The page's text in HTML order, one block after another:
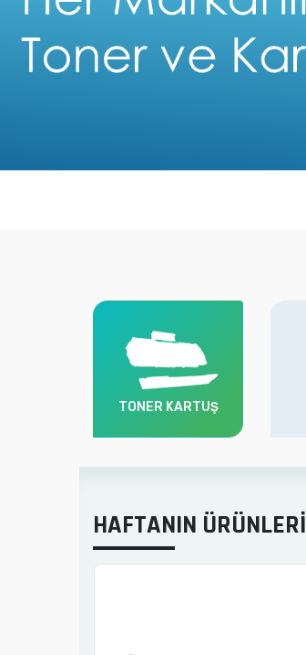
TONER KARTUŞ
HAFTANIN ÜRÜNLERİ